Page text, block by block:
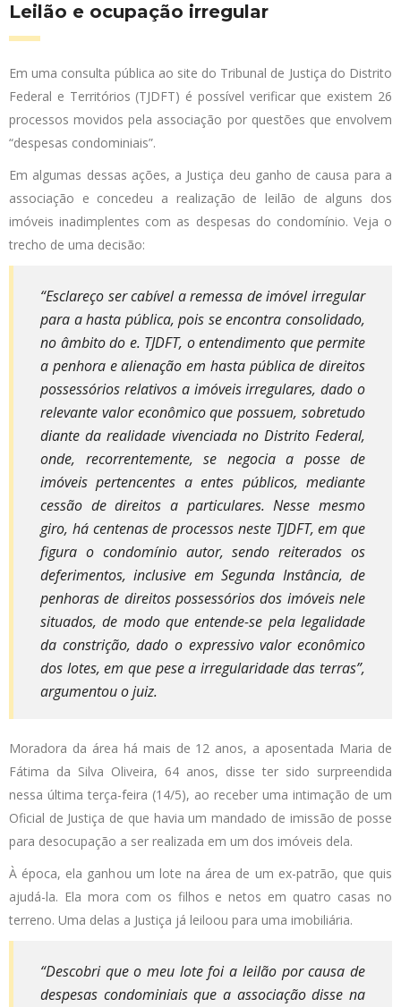
Leilão e ocupação irregular
Em uma consulta pública ao site do Tribunal de Justiça do Distrito
Federal e Territórios (TJDFT) é possível verificar que existem 26
processos movidos pela associação por questões que envolvem
“despesas condominiais”.
Em algumas dessas ações, a Justiça deu ganho de causa para a
associação e concedeu a realização de leilão de alguns dos
imóveis inadimplentes com as despesas do condomínio. Veja o
trecho de uma decisão:
“Esclareço ser cabível a remessa de imóvel irregular
para a hasta pública, pois se encontra consolidado,
no âmbito do e. TJDFT, o entendimento que permite
a penhora e alienação em hasta pública de direitos
possessórios relativos a imóveis irregulares, dado o
relevante valor econômico que possuem, sobretudo
diante da realidade vivenciada no Distrito Federal,
onde, recorrentemente, se negocia a posse de
imóveis pertencentes a entes públicos, mediante
cessão de direitos a particulares. Nesse mesmo
giro, há centenas de processos neste TJDFT, em que
figura o condomínio autor, sendo reiterados os
deferimentos, inclusive em Segunda Instância, de
penhoras de direitos possessórios dos imóveis nele
situados, de modo que entende-se pela legalidade
da constrição, dado o expressivo valor econômico
dos lotes, em que pese a irregularidade das terras”,
argumentou o juiz.
Moradora da área há mais de 12 anos, a aposentada Maria de
Fátima da Silva Oliveira, 64 anos, disse ter sido surpreendida
nessa última terça-feira (14/5), ao receber uma intimação de um
Oficial de Justiça de que havia um mandado de imissão de posse
para desocupação a ser realizada em um dos imóveis dela.
À época, ela ganhou um lote na área de um ex-patrão, que quis
ajudá-la. Ela mora com os filhos e netos em quatro casas no
terreno. Uma delas a Justiça já leiloou para uma imobiliária.
“Descobri que o meu lote foi a leilão por causa de
despesas condominiais que a associação disse na